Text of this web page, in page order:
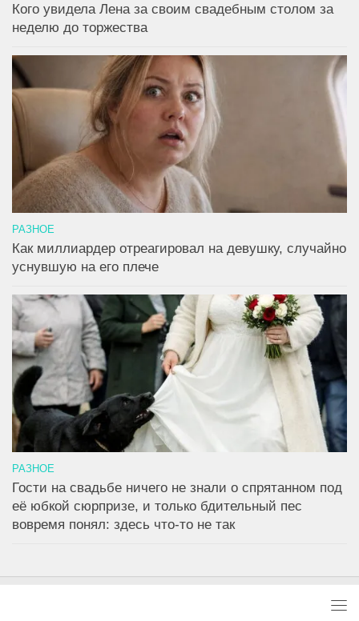
Кого увидела Лена за своим свадебным столом за
неделю до торжества
РАЗНОЕ
Как миллиардер отреагировал на девушку, случайно
уснувшую на его плече
РАЗНОЕ
Гости на свадьбе ничего не знали о спрятанном под
её юбкой сюрпризе, и только бдительный пес
вовремя понял: здесь что-то не так